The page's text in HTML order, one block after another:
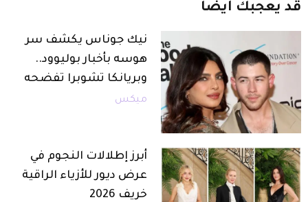
قد يعجبك أيضاً
نيك جوناس يكشف سر
هوسه بأخبار بوليوود..
وبريانكا تشوبرا تفضحه
ميكس
أبرز إطلالات النجوم في
عرض ديور للأزياء الراقية
خريف 2026